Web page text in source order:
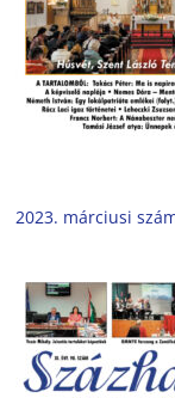
2023. márciusi